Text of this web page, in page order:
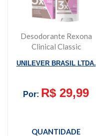
Desodorante Rexona
Clinical Classic
UNILEVER BRASIL LTDA.
Por: R$ 29,99
QUANTIDADE